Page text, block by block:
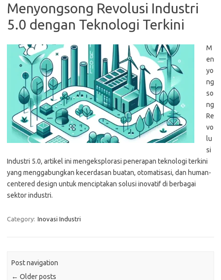
Menyongsong Revolusi Industri
5.0 dengan Teknologi Terkini
M
en
yo
ng
so
ng
Re
vo
lu
si
Industri 5.0, artikel ini mengeksplorasi penerapan teknologi terkini
yang menggabungkan kecerdasan buatan, otomatisasi, dan human-
centered design untuk menciptakan solusi inovatif di berbagai
sektor industri.
Category: Inovasi Industri
Post navigation
← Older posts